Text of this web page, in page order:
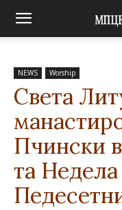
NEWS Worship
Света
Пчински
та